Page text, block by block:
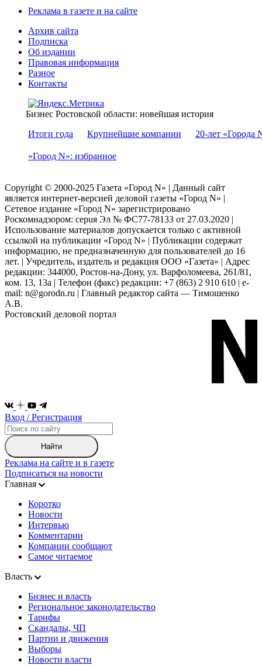
Реклама в газете и на сайте
Архив сайта
Подписка
Об издании
Правовая информация
Разное
Контакты
Бизнес Ростовской области: новейшая история
Итоги года
Крупнейшие компании 20-лет «Города
«Город N»: избранное
Copyright © 2000-2025 Газета «Город N» | Данный сайт
является интернет-версией деловой газеты «Город N» |
Сетевое издание «Город N» зарегистрировано
Роскомнадзором: серuя Эл № ФС77-78133 от 27.03.2020 |
Использование материалов допускается только с активной
ссылкой на публикации «Город N» | Публикации содержат
информацию, не предназначенную для пользователей до 16
лет. | Учредитель, издатель и редакция ООО «Газета» | Адрес
редакции: 344000, Ростов-на-Дону, ул. Варфоломеева, 261/81,
ком. 13, 13а | Телефон (факс) редакции: +7 (863) 2 910 610 | e-
mail: n@gorodn.ru | Главный редактор сайта — Тимошенко
А.В.
Ростовский деловой портал
Вход / Регистрация
Найти
Реклама на сайте и в газете
Подписаться на новости
Главная
Коротко
Новости
Интервью
Комментарии
Компании сообщают
Самое читаемое
Власть
Бизнес и власть
Региональное законодательство
Тарифы
Скандалы, ЧП
Партии и движения
Выборы
Новости власти